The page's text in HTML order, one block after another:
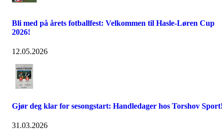
Bli med på årets fotballfest: Velkommen til Hasle-Løren Cup
2026!
12.05.2026
Gjør deg klar for sesongstart: Handledager hos Torshov
31.03.2026